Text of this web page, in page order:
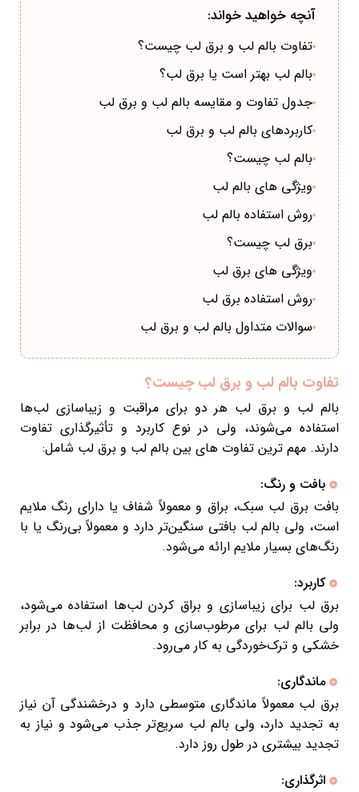
آنچه خواهید خواند:
تفاوت بالم لب و برق لب چیست؟
بالم لب بهتر است یا برق لب؟
جدول تفاوت و مقایسه بالم لب و برق لب
کاربردهای بالم لب و برق لب
بالم لب چیست؟
ویژگی های بالم لب
روش استفاده بالم لب
برق لب چیست؟
ویژگی های برق لب
روش استفاده برق لب
سوالات متداول بالم لب و برق لب
تفاوت بالم لب و برق لب چیست؟
بالم لب و برق لب هر دو برای مراقبت و زیباسازی لب‌ها
استفاده می‌شوند، ولی در نوع کاربرد و تأثیرگذاری تفاوت
دارند. مهم ترین تفاوت های بین بالم لب و برق لب شامل:
بافت و رنگ:
بافت برق لب سبک، براق و معمولاً شفاف یا دارای رنگ ملایم
است، ولی بالم لب بافتی سنگین‌تر دارد و معمولاً بی‌رنگ یا با
رنگ‌های بسیار ملایم ارائه می‌شود.
کاربرد:
برق لب برای زیباسازی و براق کردن لب‌ها استفاده می‌شود،
ولی بالم لب برای مرطوب‌سازی و محافظت از لب‌ها در برابر
خشکی و ترک‌خوردگی به کار می‌رود.
ماندگاری:
برق لب معمولاً ماندگاری متوسطی دارد و درخشندگی آن نیاز
به تجدید دارد، ولی بالم لب سریع‌تر جذب می‌شود و نیاز به
تجدید بیشتری در طول روز دارد.
اثرگذاری: